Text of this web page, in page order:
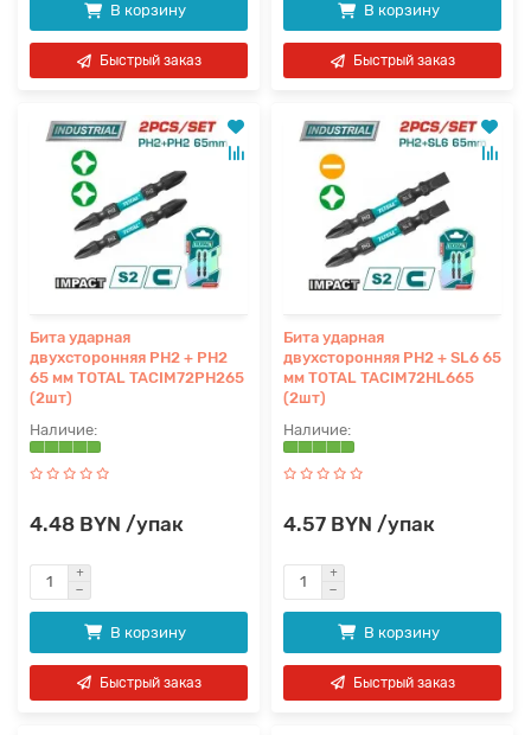
В корзину
Быстрый заказ
В корзину
Быстрый заказ
Бита ударная
двухсторонняя PH2 + PH2
65 мм TOTAL TACIM72PH265
(2шт)
4.48 BYN /упак
В корзину
Быстрый заказ
Бита ударная
двухсторонняя PH2 + SL6 65
мм TOTAL TACIM72HL665
(2шт)
4.57 BYN /упак
В корзину
Быстрый заказ